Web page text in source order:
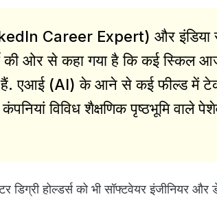
Career Expert) और इंडिया
की ओर से कहा गया है कि कई स्किल
हैं. एआई (AI) के आने से कई फील्ड में
विविध शैक्षणिक पृष्ठभूमि वाले
डिग्री होल्डर्स को भी सॉफ्टवेयर इंजीनियर और